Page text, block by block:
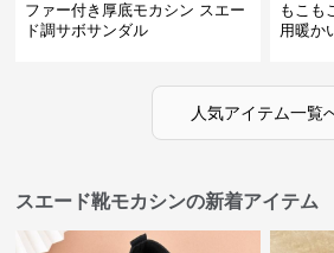
ファー付き厚底モカシン スエー
ド調サボサンダル
もこも
用暖か
人気アイテム一覧
スエード靴モカシンの新着アイテム